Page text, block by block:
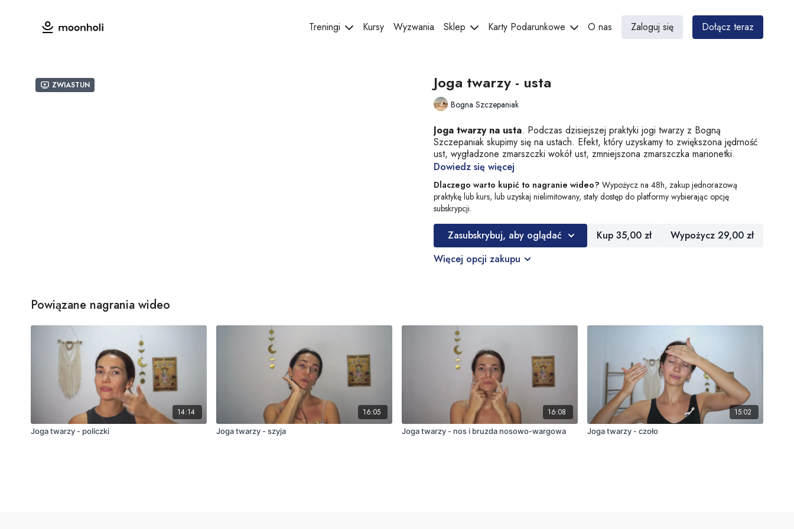
Treningi Kursy Wyzwania Sklep Karty Podarunkowe O nas Zaloguj się Dołącz teraz
Zwiastun Joga twarzy - usta
Bogna Szczepaniak
Joga twarzy na usta. Podczas dzisiejszej praktyki jogi twarzy z Bogną
Szczepaniak skupimy się na ustach. Efekt, który uzyskamy to zwiększona jędrność
ust, wygładzone zmarszczki wokół ust, zmniejszona zmarszczka marionetki.
Dowiedz się więcej
Dlaczego warto kupić to nagranie wideo? Wypożycz na 48h, zakup jednorazową
praktykę lub kurs, lub uzyskaj nielimitowany, stały dostęp do platformy wybierając opcję
subskrypcji.
Zasubskrybuj, aby oglądać Kup 35,00 zł
Wypożycz 29,00 zł
Więcej opcji zakupu
Powiązane nagrania wideo
14:14
Joga twarzy - policzki
16:05
Joga twarzy - szyja
16:08
Joga twarzy - nos i bruzda nosowo-wargowa
15:02
Joga twarzy - czoło